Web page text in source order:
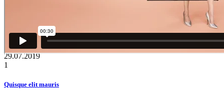
29.07.2019
1
Quisque elit mauris